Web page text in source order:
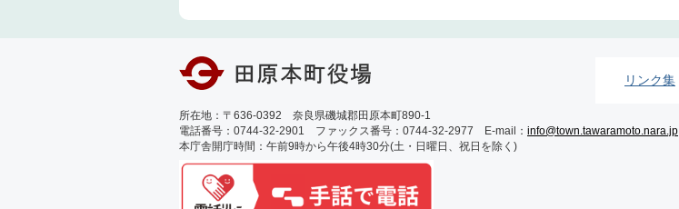
リンク集
所在地：〒636-0392 奈良県磯城郡田原本町890-1
電話番号：0744-32-2901 ファックス番号：0744-32-2977 E-mail： info@town.tawaramoto.nara.jp
本庁舎開庁時間：午前9時から午後4時30分(土・日曜日、祝日を除く)